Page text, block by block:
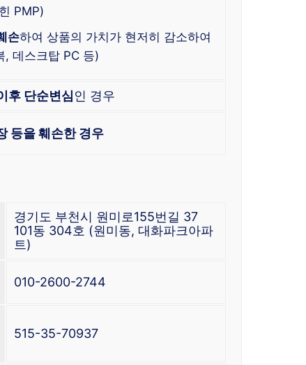
PMP)
손하여 상품의 가치가 현저히 감소하여
, 데스크탑 PC 등)
후 단순변심인 경우
등을 훼손한 경우
경기도 부천시 원미로155번길 37
101동 304호 (원미동, 대화파크아파
트)
010-2600-2744
515-35-70937